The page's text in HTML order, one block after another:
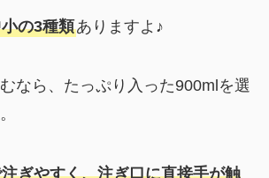
の3種類ありますよ♪
なら、たっぷり入った900mlを選
ぎやすく、注ぎ口に直接手が触